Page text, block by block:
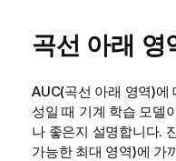
곡선 아래 영
AUC(곡선 아래 영역)에
성일 때 기계 학습 모델
나 좋은지 설명합니다.
가능한 최대 영역)에 가